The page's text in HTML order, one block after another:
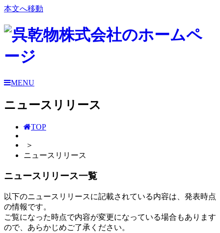
本文へ移動
MENU
ニュースリリース
TOP
＞
ニュースリリース
ニュースリリース一覧
以下のニュースリリースに記載されている内容は、発表時点
の情報です。
ご覧になった時点で内容が変更になっている場合もあります
ので、あらかじめご了承ください。